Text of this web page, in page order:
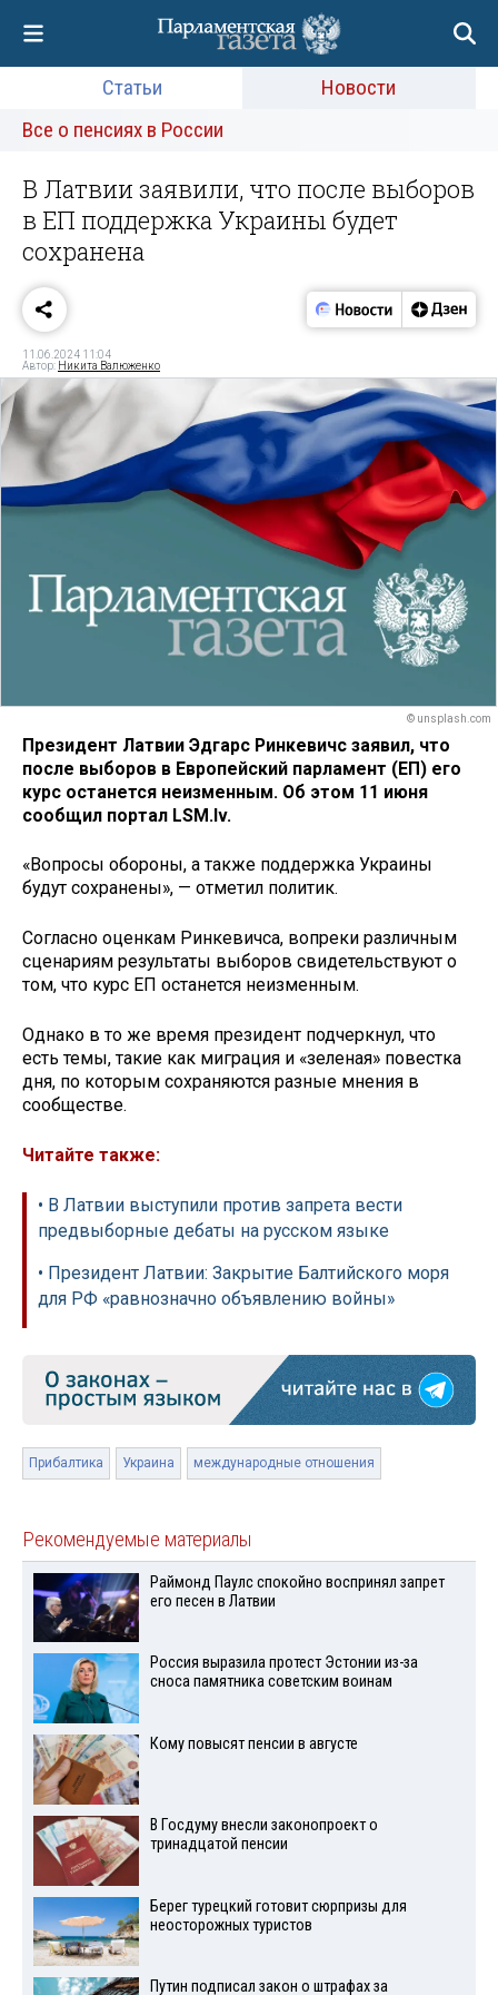
Статьи
Новости
Все о пенсиях в России
В Латвии заявили, что после выборов
в ЕП поддержка Украины будет
сохранена
11.06.2024 11:04
Автор: Никита Валюженко
© unsplash.com
Президент Латвии Эдгарс Ринкевичс заявил, что
после выборов в Европейский парламент (ЕП) его
курс останется неизменным. Об этом 11 июня
сообщил портал LSM.lv.
«Вопросы обороны, а также поддержка Украины
будут сохранены», — отметил политик.
Согласно оценкам Ринкевичса, вопреки различным
сценариям результаты выборов свидетельствуют о
том, что курс ЕП останется неизменным.
Однако в то же время президент подчеркнул, что
есть темы, такие как миграция и «зеленая» повестка
дня, по которым сохраняются разные мнения в
сообществе.
Читайте также:
• В Латвии выступили против запрета вести
предвыборные дебаты на русском языке
• Президент Латвии: Закрытие Балтийского моря
для РФ «равнозначно объявлению войны»
Прибалтика Украина международные отношения
Рекомендуемые материалы
Раймонд Паулс спокойно воспринял запрет
его песен в Латвии
Россия выразила протест Эстонии из-за
сноса памятника советским воинам
Кому повысят пенсии в августе
В Госдуму внесли законопроект о
тринадцатой пенсии
Берег турецкий готовит сюрпризы для
неосторожных туристов
Путин подписал закон о штрафах за